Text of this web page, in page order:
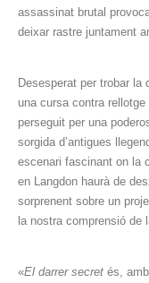
assassinat brutal
deixar rastre juntament
Desesperat per trobar la
una cursa contra
perseguit per una
sorgida d’antigues
escenari fascinant on la
en Langdon haurà de
sorprenent sobre un
la nostra comprensió de
«El darrer secret és,